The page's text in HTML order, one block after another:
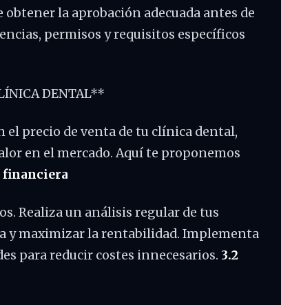
la aprobación adecuada antes de
permisos y requisitos específicos
DENTAL**
el precio de venta de tu clínica dental,
en el mercado. Aquí te proponemos
financiera
Realiza un análisis regular de tus
y maximizar la rentabilidad. Implementa
para reducir costes innecesarios. 3.2